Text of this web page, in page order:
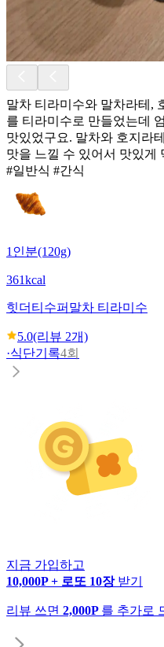
말차 티라미수와 말차라테,
를 티라미수로 만들었는데
맛있었구요. 말차와 호지라
맛을 느낄 수 있어서 맛있게
#일반식 #간식
1인분(120g)
361kcal
힛더티 수퍼말차 티라미수
5.0(리뷰 2개)
·식단기록4회
지금 가입하고
10,000P + 로또 10장 받기
리뷰 쓰면 2,000P 를 추가로